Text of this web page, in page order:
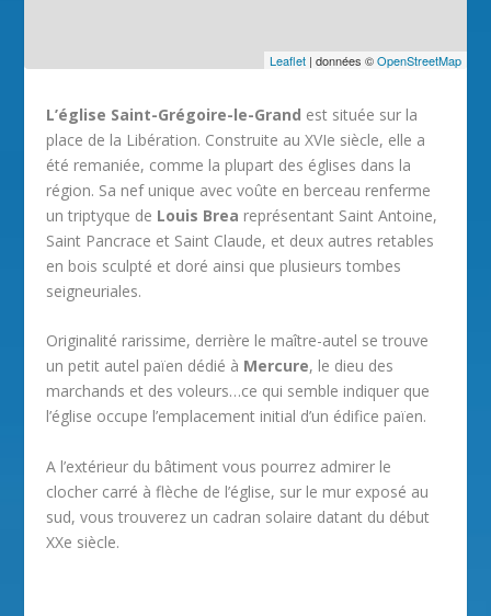
Leaflet| données ©OpenStreetMap
L’église Saint-Grégoire-le-Grand est située sur la
place de la Libération. Construite au XVIe siècle, elle a
été remaniée, comme la plupart des églises dans la
région. Sa nef unique avec voûte en berceau renferme
un triptyque de Louis Brea représentant Saint Antoine,
Saint Pancrace et Saint Claude, et deux autres retables
en bois sculpté et doré ainsi que plusieurs tombes
seigneuriales.
Originalité rarissime, derrière le maître-autel se trouve
un petit autel païen dédié à Mercure, le dieu des
marchands et des voleurs…ce qui semble indiquer que
l’église occupe l’emplacement initial d’un édifice païen.
A l’extérieur du bâtiment vous pourrez admirer le
clocher carré à flèche de l’église, sur le mur exposé au
sud, vous trouverez un cadran solaire datant du début
XXe siècle.